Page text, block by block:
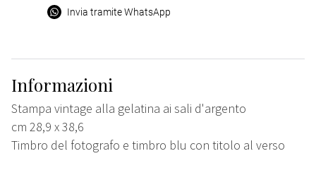
Invia tramite WhatsApp
Informazioni
Stampa vintage alla gelatina ai sali d'argento
cm 28,9 x 38,6
Timbro del fotografo e timbro blu con titolo al verso